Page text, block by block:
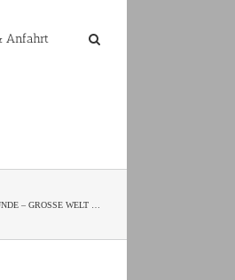
Anfahrt
– GROSSE WELT …